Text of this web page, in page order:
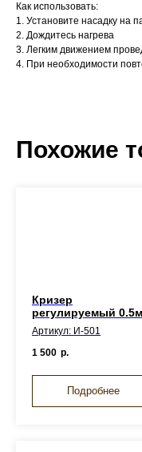
Как использовать:
1. Установите насадку на
2. Дождитесь нагрева
3. Легким движением
4. При необходимости
Похожие
Кризер
регулируемый
Артикул: И-501
1 500 р.
Подробнее